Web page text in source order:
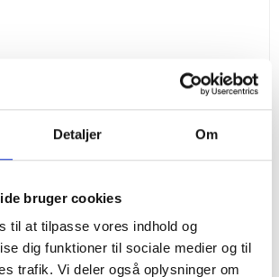
Detaljer Om
bruger cookies
til at tilpasse vores indhold og
dig funktioner til sociale medier og til
trafik. Vi deler også oplysninger om
Vis produkt